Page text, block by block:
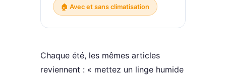
🏠 Avec et sans climatisation
Chaque été, les mêmes articles
reviennent : « mettez un linge humide